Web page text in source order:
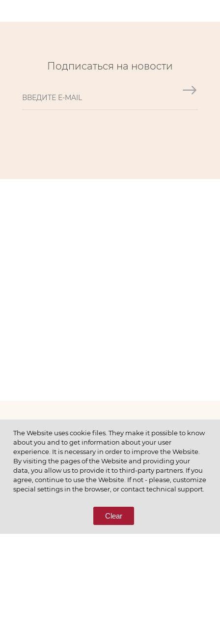
Подписаться на новости
МЕНЮ
© 2026 ОАО
ПОЗВОНИТЕ НАМ
8 (800) 333-65-66
The Website uses cookie files. They make it possible to know
about you and to get information about your user
experience. It is necessary in order to improve the Website.
By visiting the pages of the Website and providing your
data, you allow us to provide it to third-party partners. If you
agree, continue to use the Website. If not - please, customize
special settings in the browser, or contact technical support.
Clear